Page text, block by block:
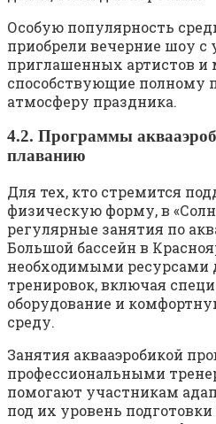
Особую популярность
приобрели вечерние шоу с
приглашенных артистов
способствующие полному
атмосферу праздника.
4.2. Программы
плаванию
Для тех, кто стремится
физическую форму, в
регулярные занятия по
Большой бассейн в
необходимыми ресурсами
тренировок, включая
оборудование и
среду.
Занятия аквааэробикой
профессиональными
помогают участникам
под их уровень